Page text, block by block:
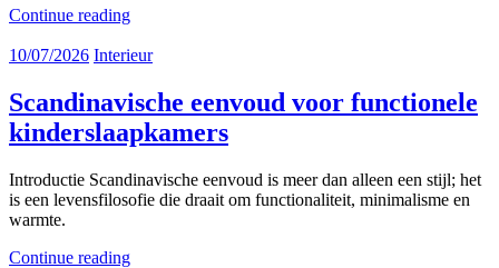
Continue reading
10/07/2026 Interieur
Scandinavische eenvoud voor functionele
kinderslaapkamers
Introductie Scandinavische eenvoud is meer dan alleen een stijl; het
is een levensfilosofie die draait om functionaliteit, minimalisme en
warmte.
Continue reading